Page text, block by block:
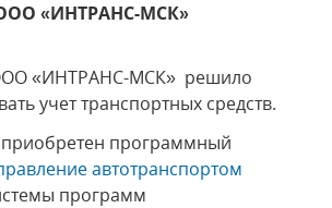
«ИНТРАНС-МСК»
«ИНТРАНС-МСК» решило
учет транспортных средств.
программный
автотранспортом
программ